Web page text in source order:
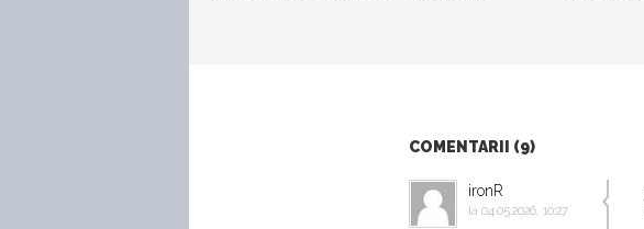
COMENTARII (9)
ironR
la 04.05.2026, 10:27